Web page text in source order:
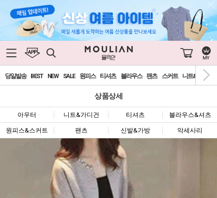
당일발송 BEST NEW SALE 원피스 티셔츠 블라우스 팬츠 스커트 니트&가디건
상품상세
아우터 니트&가디건 티셔츠 블라우스&셔츠
원피스&스커트 팬츠 신발&가방 악세사리